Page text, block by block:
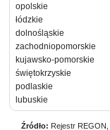
opolskie
łódzkie
dolnośląskie
zachodniopomorskie
kujawsko-pomorskie
świętokrzyskie
podlaskie
lubuskie
Źródło: Rejestr REGON,